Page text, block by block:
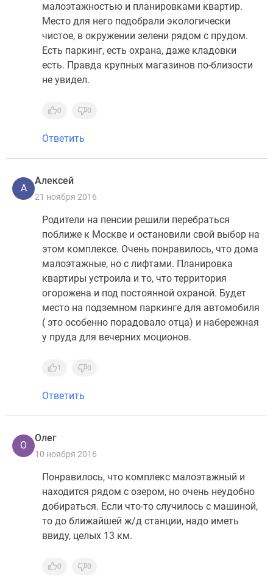
малоэтажностью и планировками квартир.
Место для него подобрали экологически
чистое, в окружении зелени рядом с прудом.
Есть паркинг, есть охрана, даже кладовки
есть. Правда крупных магазинов по-близости
не увидел.
0 0
Ответить
А
Алексей
21 ноября 2016
Родители на пенсии решили перебраться
поближе к Москве и остановили свой выбор на
этом комплексе. Очень понравилось, что дома
малоэтажные, но с лифтами. Планировка
квартиры устроила и то, что территория
огорожена и под постоянной охраной. Будет
место на подземном паркинге для автомобиля
( это особенно порадовало отца) и набережная
у пруда для вечерних моционов.
1 0
Ответить
О
Олег
10 ноября 2016
Понравилось, что комплекс малоэтажный и
находится рядом с озером, но очень неудобно
добираться. Если что-то случилось с машиной,
то до ближайшей ж/д станции, надо иметь
ввиду, целых 13 км.
0 0